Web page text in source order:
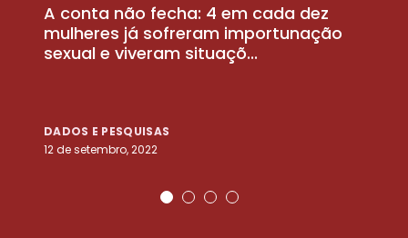
A conta não fecha: 4 em cada dez
mulheres já sofreram importunação
sexual e viveram situaçõ...
DADOS E PESQUISAS
12 de setembro, 2022